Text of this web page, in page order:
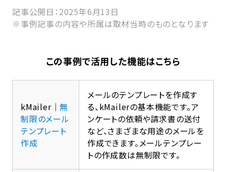
記事公開日：2025年6月13日
※事例記事の内容や所属は取材当時のものとなります
この事例で活用した機能はこちら
kMailer｜無
制限のメール
テンプレート
作成
メールのテンプレートを作成す
る、kMailerの基本機能です。ア
ンケートの依頼や請求書の送付
など、さまざまな用途のメールを
作成できます。メールテンプレー
トの作成数は無制限です。